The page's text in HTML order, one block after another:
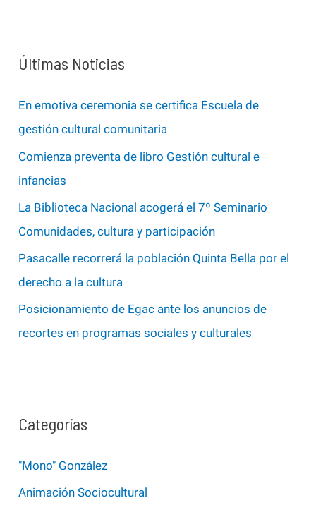
a
p
o
r
:
Últimas Noticias
En emotiva ceremonia se certifica Escuela de
gestión cultural comunitaria
Comienza preventa de libro Gestión cultural e
infancias
La Biblioteca Nacional acogerá el 7º Seminario
Comunidades, cultura y participación
Pasacalle recorrerá la población Quinta Bella por el
derecho a la cultura
Posicionamiento de Egac ante los anuncios de
recortes en programas sociales y culturales
Categorías
"Mono" González
Animación Sociocultural